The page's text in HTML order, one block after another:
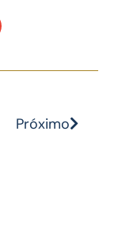
Próximo